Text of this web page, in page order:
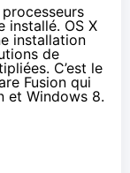
installé. OS X
installation
de
C’est le
Fusion qui
et Windows 8.